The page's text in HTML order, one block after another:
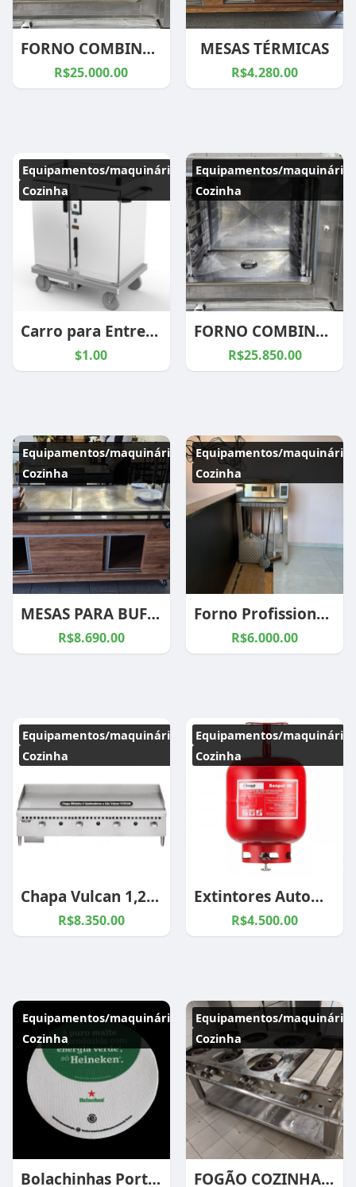
FORNO COMBINADO
R$25.000.00
MESAS TÉRMICAS
R$4.280.00
Equipamentos/maquinários
Cozinha
Carro para Entrega de Refeição
$1.00
Equipamentos/maquinários
Cozinha
FORNO COMBINADO PRATICA
R$25.850.00
Equipamentos/maquinários
Cozinha
MESAS PARA BUFFET POR QUILO
R$8.690.00
Equipamentos/maquinários
Cozinha
Forno Profissional Larroyd 400 - Pizza Napoletana
R$6.000.00
Equipamentos/maquinários
Cozinha
Chapa Vulcan 1,20m - 4 Queimadores
R$8.350.00
Equipamentos/maquinários
Cozinha
Extintores Automáticos
R$4.500.00
Equipamentos/maquinários
Cozinha
Bolachinhas Porta Copo (100 unid)
Equipamentos/maquinários
Cozinha
FOGÃO COZINHA INDUSTRIAL 6 BOCAS